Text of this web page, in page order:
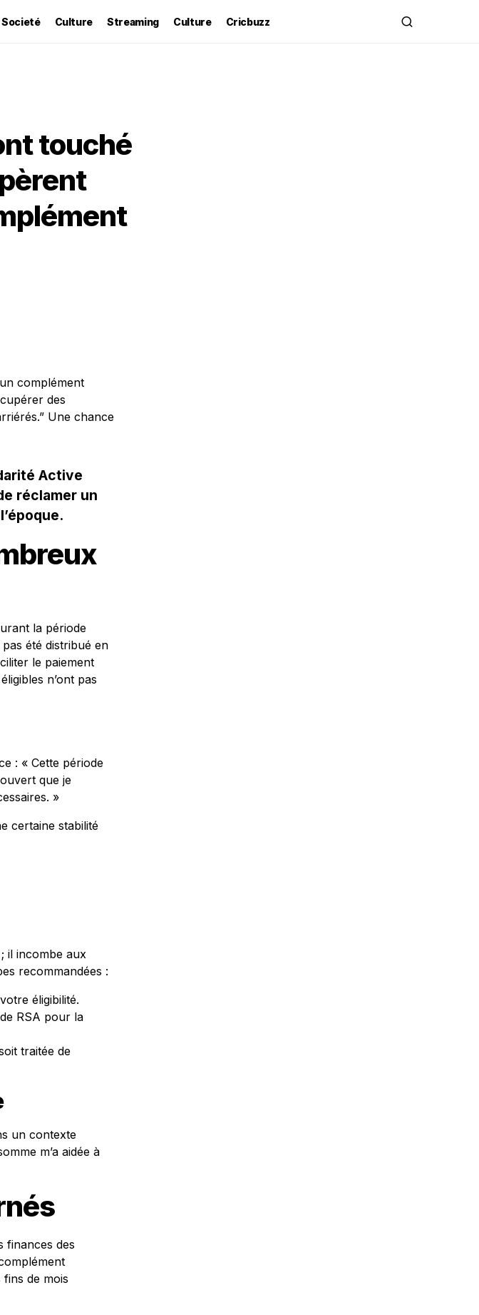
Societé Culture Streaming Culture Cricbuzz
touché
complément
des
Une chance
Active
réclamer un
la période
été distribué en
le paiement
n’ont pas
: « Cette période
que je
»
certaine stabilité
il incombe aux
recommandées :
éligibilité.
RSA pour la
traitée de
un contexte
m’a aidée à
finances des
de mois